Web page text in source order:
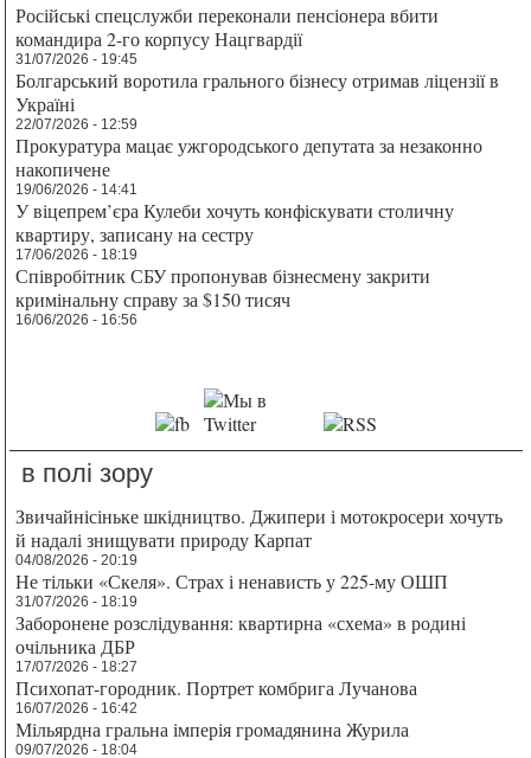
Російські спецслужби переконали пенсіонера вбити
командира 2-го корпусу Нацгвардії
31/07/2026 - 19:45
Болгарський воротила грального бізнесу отримав ліцензії в
Україні
22/07/2026 - 12:59
Прокуратура мацає ужгородського депутата за незаконно
накопичене
19/06/2026 - 14:41
У віцепрем’єра Кулеби хочуть конфіскувати столичну
квартиру, записану на сестру
17/06/2026 - 18:19
Співробітник СБУ пропонував бізнесмену закрити
кримінальну справу за $150 тисяч
16/06/2026 - 16:56
в полі зору
Звичайнісіньке шкідництво. Джипери і мотокросери хочуть
й надалі знищувати природу Карпат
04/08/2026 - 20:19
Не тільки «Скеля». Страх і ненависть у 225-му ОШП
31/07/2026 - 18:19
Заборонене розслідування: квартирна «схема» в родині
очільника ДБР
17/07/2026 - 18:27
Психопат-городник. Портрет комбрига Лучанова
16/07/2026 - 16:42
Мільярдна гральна імперія громадянина Журила
09/07/2026 - 18:04